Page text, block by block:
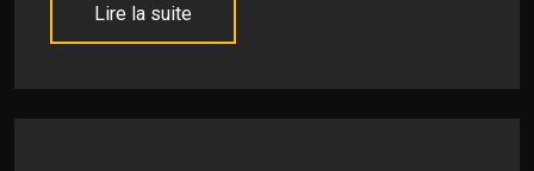
Lire la suite